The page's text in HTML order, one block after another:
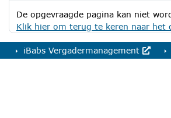
De opgevraagde pagina kan niet
Klik hier om terug te keren naar het
iBabs Vergadermanagement